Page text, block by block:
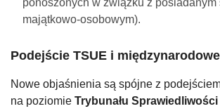
ponoszonych w związku z posiadanym
majątkowo-osobowym).
Podejście TSUE i
Nowe objaśnienia są spójne z
na poziomie Trybunału